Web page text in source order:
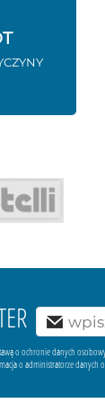
o ochronie danych
o administratorze danych